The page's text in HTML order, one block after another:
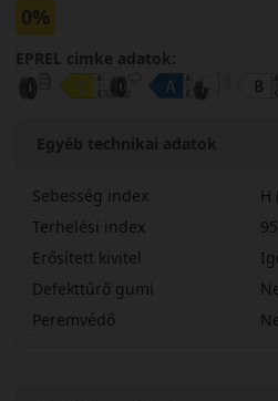
0%
EPREL cimke adatok:
Egyéb technikai adatok
Sebesség index
H
Terhelési index
Erősített kivitel
Defekttűrő gumi
Peremvédő